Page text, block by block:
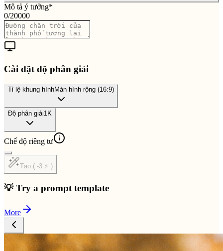
Mô tả ý tưởng*
0/20000
Cài đặt độ phân giải
Tỉ lệ khung hìnhMàn hình rộng (16:9)
Độ phân giải1K
Chế độ riêng tư
Tạo ( -3 ⚡ )
💡 Try a prompt template
More